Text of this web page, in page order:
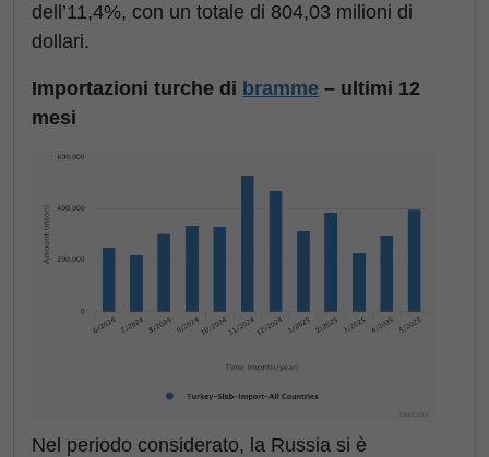
dell’11,4%, con un totale di 804,03 milioni di
dollari.
Importazioni turche di bramme – ultimi 12
mesi
Nel periodo considerato, la Russia si è